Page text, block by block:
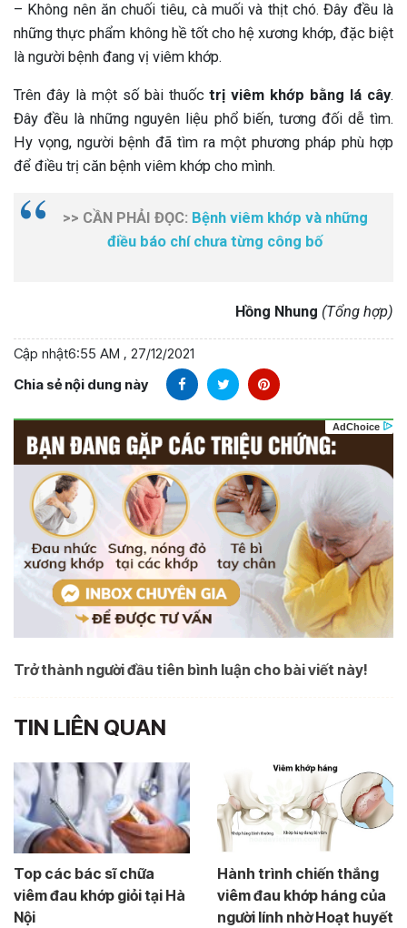
– Không nên ăn chuối tiêu, cà muối và thịt chó. Đây đều là
những thực phẩm không hề tốt cho hệ xương khớp, đặc biệt
là người bệnh đang vị viêm khớp.
Trên đây là một số bài thuốctrị viêm khớp bằng lá cây.
Đây đều là những nguyên liệu phổ biến, tương đối dễ tìm.
Hy vọng, người bệnh đã tìm ra một phương pháp phù hợp
để điều trị căn bệnh viêm khớp cho mình.
>> CẦN PHẢI ĐỌC: Bệnh viêm khớp và những
điều báo chí chưa từng công bố
Hồng Nhung (Tổng hợp)
Cập nhật6:55 AM , 27/12/2021
Chia sẻ nội dung này
Trở thành người đầu tiên bình luận cho bài viết này!
TIN LIÊN QUAN
Top các bác sĩ chữa
viêm đau khớp giỏi tại Hà
Nội
Hành trình chiến thắng
viêm đau khớp háng của
người lính nhờ Hoạt huyết